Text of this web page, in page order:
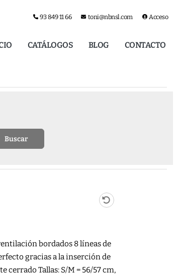
93 849 11 66 toni@nbnsl.com Acceso
CATÁLOGOS BLOG CONTACTO
Buscar
bordados 8 líneas de
gracias a la inserción de
cerrado Tallas: S/M = 56/57 cm,